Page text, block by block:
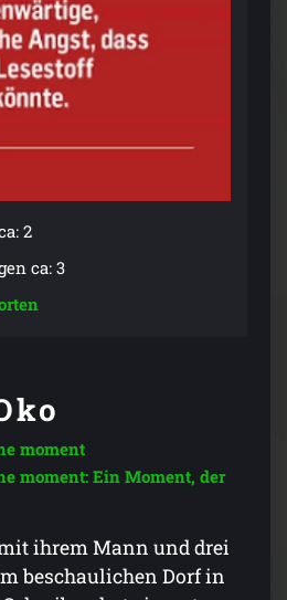
2
ca: 3
moment
moment: Ein Moment, der
ihrem Mann und drei
beschaulichen Dorf in